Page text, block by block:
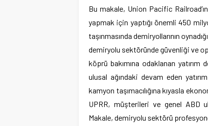
Bu makale, Union Pacific
yapmak için yaptığı önemli 450
taşınmasında demiryollarının
demiryolu sektöründe güvenliği ve
köprü bakımına odaklanan yatırım
ulusal ağındaki devam eden
kamyon taşımacılığına kıyasla
UPRR, müşterileri ve genel ABD
Makale, demiryolu sektörü